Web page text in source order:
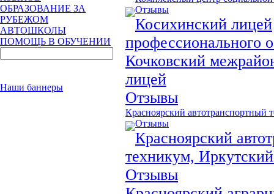
ОБРАЗОВАНИЕ ЗА
РУБЕЖОМ
АВТОШКОЛЫ
ПОМОЩЬ В ОБУЧЕНИИ
Наши баннеры
Отзывы
Косихинский лицей
профессионального
Кочковский
лицей
Отзывы
Красноярский автотранспортный
Отзывы
Красноярский
техникум,
Отзывы